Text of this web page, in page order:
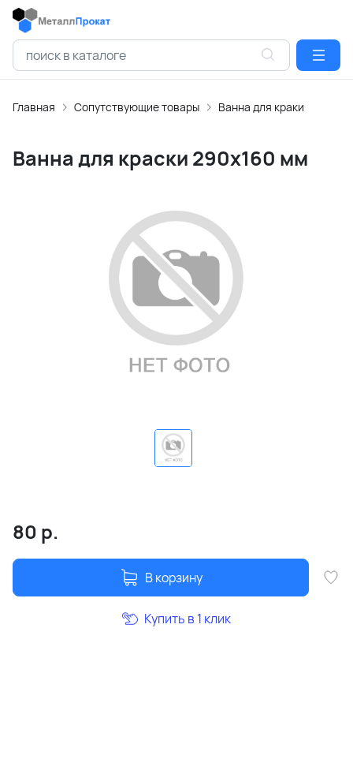
Главная Сопутствующие товары Ванна для краки
Ванна для краски 290х160 мм
80 р.
В корзину
Купить в 1 клик